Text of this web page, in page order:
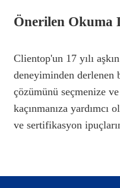
Önerilen Okuma
Clientop'un 17 yılı
deneyiminden derlenen
çözümünü seçmenize
kaçınmanıza
ve sertifikasyon